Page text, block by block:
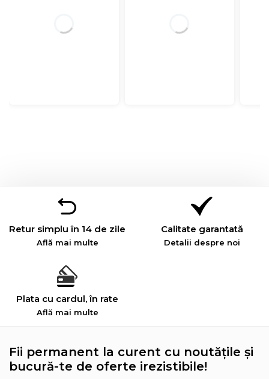
Retur simplu în 14 de zile
Află mai multe
Calitate garantată
Detalii despre noi
Plata cu cardul, în rate
Află mai multe
Fii permanent la curent cu noutățile și
bucură-te de oferte irezistibile!